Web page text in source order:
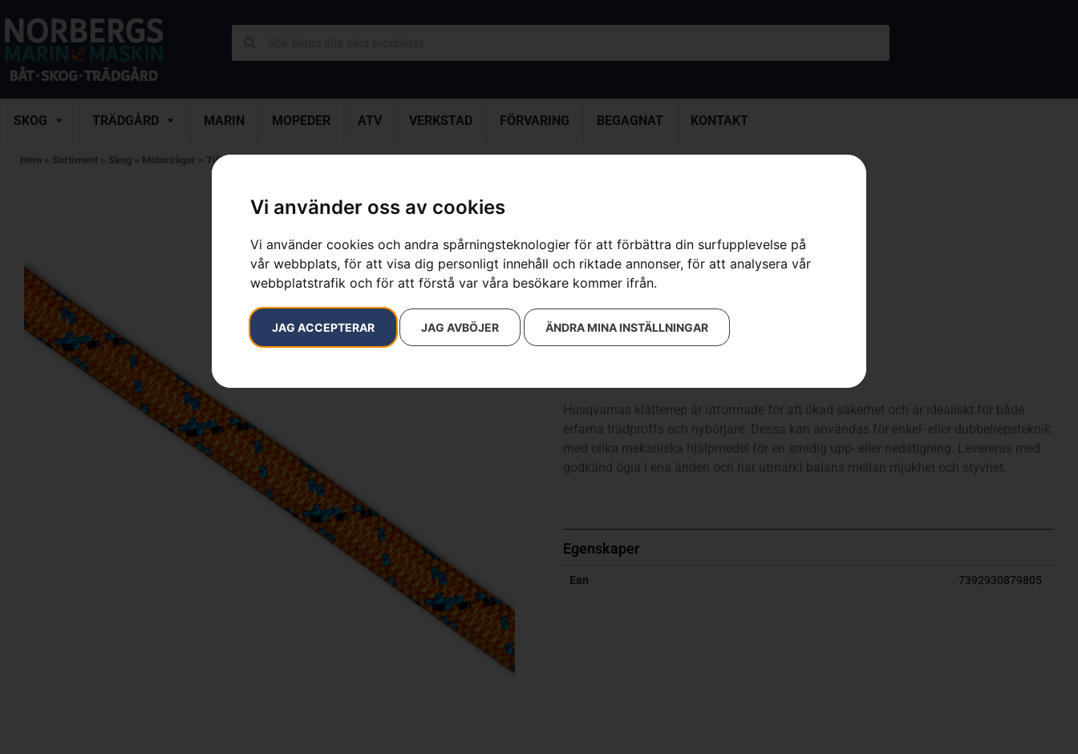
Vi använder oss av cookies
Vi använder cookies och andra spårningsteknologier för att förbättra din surfupplevelse på
vår webbplats, för att visa dig personligt innehåll och riktade annonser, för att analysera vår
webbplatstrafik och för att förstå var våra besökare kommer ifrån.
JAG ACCEPTERAR JAG AVBÖJER ÄNDRA MINA INSTÄLLNINGAR
SKOG TRÄDGÅRD MARIN MOPEDER ATV VERKSTAD FÖRVARING BEGAGNAT KONTAKT
Hem » Sortiment » Skog » Motorsågar » Tillbehör Motorsåg
Husqvarna klätterrep
Artikelnummer:
534098801
Kategorier:
Motorsågar , Skog
Tillbehör Motorsåg
Varumärke: Husqvarna
2 290kr
Husqvarnas klätterrep är utformade för att ökad säkerhet och är idealiskt för både
erfarna trädproffs och nybörjare. Dessa kan användas för enkel- eller dubbelrepsteknik
med olika mekaniska hjälpmedel för en smidig upp- eller nedstigning. Levereras med
godkänd ögla i ena änden och har utmärkt balans mellan mjukhet och styvhet.
Egenskaper
Ean 7392930879805